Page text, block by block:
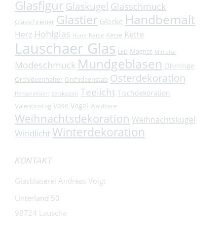
Glasfigur Glaskugel Glasschmuck
Glasschreiber Glastier Glocke Handbemalt
Herz Hohlglas Hund Katze Kerze Kette
Lauschaer Glas LED Magnet Miniatur
Modeschmuck Mundgeblasen Ohrringe
Orchideenhalter Orchideenstab Osterdekoration
Personalisiert Setzkasten Teelicht Tischdekoration
Valentinstag Vase Vogel Waldtiere
Weihnachtsdekoration Weihnachtskugel
WindlichtWinterdekoration
KONTAKT
Glasbläserei Andreas Voigt
Unterland 50
98724 Lauscha